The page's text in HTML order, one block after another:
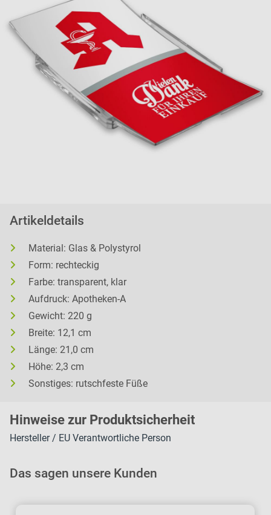
Artikeldetails
Material: Glas & Polystyrol
Form: rechteckig
Farbe: transparent, klar
Aufdruck: Apotheken-A
Gewicht: 220 g
Breite: 12,1 cm
Länge: 21,0 cm
Höhe: 2,3 cm
Sonstiges: rutschfeste Füße
Hinweise zur Produktsicherheit
Hersteller / EU Verantwortliche Person
Das sagen unsere Kunden